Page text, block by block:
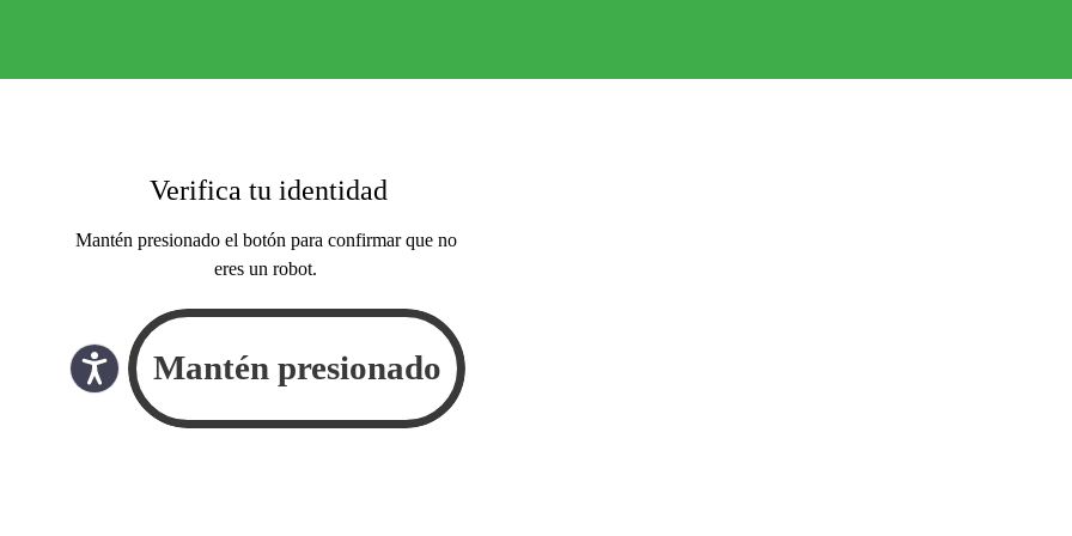
Verifica tu identidad
Mantén presionado el botón para confirmar que no
eres un robot.